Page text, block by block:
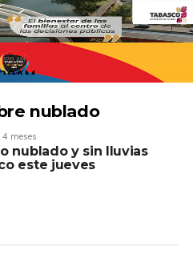
nublado
4 meses
nublado y sin lluvias
este jueves